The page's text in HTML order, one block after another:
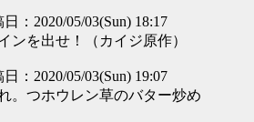
：2020/05/03(Sun) 18:17
ンを出せ！（カイジ原作）
：2020/05/03(Sun) 19:07
。つホウレン草のバター炒め